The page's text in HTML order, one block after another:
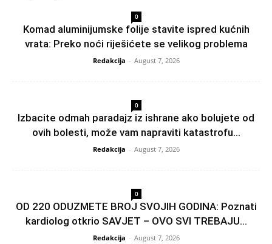
0
Komad aluminijumske folije stavite ispred kućnih
vrata: Preko noći riješićete se velikog problema
Redakcija - August 7, 2026
0
Izbacite odmah paradajz iz ishrane ako bolujete od
ovih bolesti, može vam napraviti katastrofu...
Redakcija - August 7, 2026
0
OD 220 ODUZMETE BROJ SVOJIH GODINA: Poznati
kardiolog otkrio SAVJET – OVO SVI TREBAJU...
Redakcija - August 7, 2026